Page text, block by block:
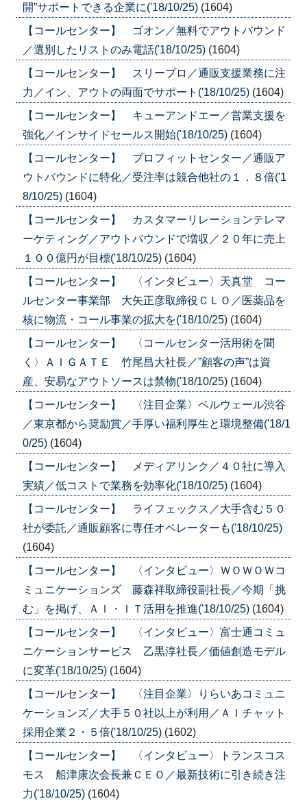
開”サポートできる企業に('18/10/25) (1604)
【コールセンター】 ゴオン／無料でアウトバウンド
／選別したリストのみ電話('18/10/25) (1604)
【コールセンター】 スリープロ／通販支援業務に注
力／イン、アウトの両面でサポート('18/10/25) (1604)
【コールセンター】 キューアンドエー／営業支援を
強化／インサイドセールス開始('18/10/25) (1604)
【コールセンター】 プロフィットセンター／通販ア
ウトバウンドに特化／受注率は競合他社の１．８倍('1
8/10/25) (1604)
【コールセンター】 カスタマーリレーションテレマ
ーケティング／アウトバウンドで増収／２０年に売上
１００億円が目標('18/10/25) (1604)
【コールセンター】 〈インタビュー〉天真堂 コー
ルセンター事業部 大矢正彦取締役ＣＬＯ／医薬品を
核に物流・コール事業の拡大を('18/10/25) (1604)
【コールセンター】 〈コールセンター活用術を聞
く〉ＡＩＧＡＴＥ 竹尾昌大社長／”顧客の声”は資
産、安易なアウトソースは禁物('18/10/25) (1604)
【コールセンター】 〈注目企業〉ベルウェール渋谷
／東京都から奨励賞／手厚い福利厚生と環境整備('18/1
0/25) (1604)
【コールセンター】 メディアリンク／４０社に導入
実績／低コストで業務を効率化('18/10/25) (1604)
【コールセンター】 ライフェックス／大手含む５０
社が委託／通販顧客に専任オペレーターも('18/10/25)
(1604)
【コールセンター】 〈インタビュー〉ＷＯＷＯＷコ
ミュニケーションズ 藤森祥取締役副社長／今期「挑
む」を掲げ、ＡＩ・ＩＴ活用を推進('18/10/25) (1604)
【コールセンター】 〈インタビュー〉富士通コミュ
ニケーションサービス 乙黒淳社長／価値創造モデル
に変革('18/10/25) (1604)
【コールセンター】 〈注目企業〉りらいあコミュニ
ケーションズ／大手５０社以上が利用／ＡＩチャット
採用企業２・５倍('18/10/25) (1602)
【コールセンター】 〈インタビュー〉トランスコス
モス 船津康次会長兼ＣＥＯ／最新技術に引き続き注
力('18/10/25) (1604)